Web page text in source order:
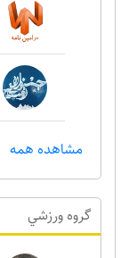
مشاهده همه
گروه ورزشي